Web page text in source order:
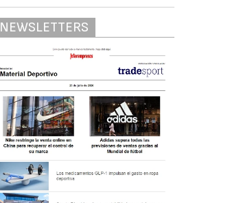
NEWSLETTERS